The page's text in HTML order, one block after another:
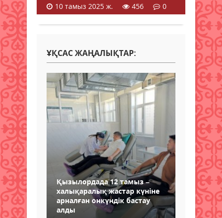
10 тамыз 2025 ж.
456 0
ҰҚСАС ЖАҢАЛЫҚТАР:
Қызылордада 12 тамыз –
халықаралық жастар күніне
арналған онкүндік бастау
алды